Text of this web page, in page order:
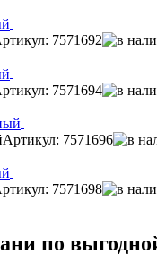
7571692
7571694
Артикул: 7571696
7571698
по